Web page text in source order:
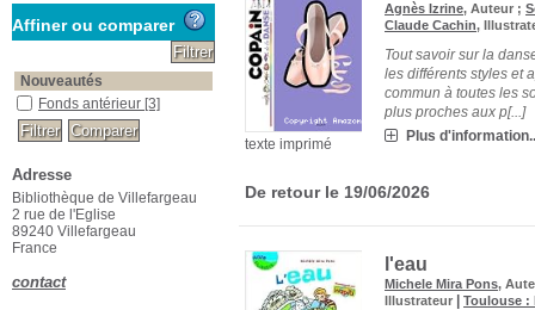
texte imprimé
Agnès Izrine, Auteur ;
Claude Cachin,
Tout savoir sur la
les différents styles et
commun à toutes les
plus proches aux p[...]
Plus
De retour le 19/06/2026
l'eau
Michele Mira Pons,
Illustrateur |Toulouse :
Affiner ou comparer
Nouveautés
Fonds antérieur [3]
Adresse
Bibliothèque de Villefargeau
2 rue de l'Eglise
89240 Villefargeau
France
contact